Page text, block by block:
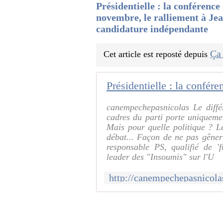
Présidentielle : la
novembre, le ralliement à
candidature indépendante
Cet article est reposté depuis
canempechepasnicolas Le
cadres du parti porte
Mais pour quelle politique ?
débat... Façon de ne pas
responsable PS, qualifié de
leader des "Insoumis" sur l'U